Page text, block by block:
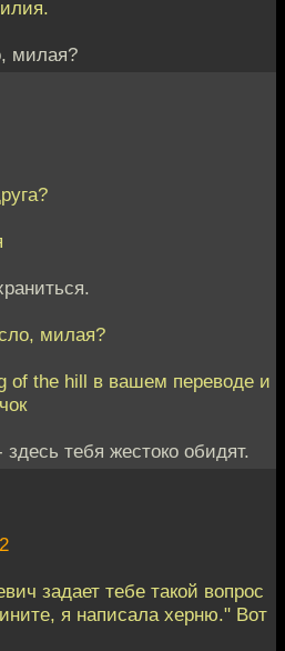
милая?
милая?
of the hill в вашем переводе и
тебя жестоко обидят.
задает тебе такой вопрос
я написала херню." Вот